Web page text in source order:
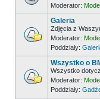
Moderator:
Galeria
Zdjęcia z
Moderator:
Poddziały:
Wszystko o
Wszystko
Moderator:
Poddziały: